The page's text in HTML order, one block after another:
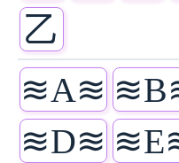
乙
≋A≋
≋D≋